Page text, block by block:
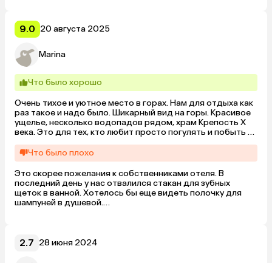
9.0 20 августа 2025
Marina
Что было хорошо
Очень тихое и уютное место в горах. Нам для отдыха как
раз такое и надо было. Шикарный вид на горы. Красивое
ущелье, несколько водопадов рядом, храм Крепость Х
века. Это для тех, кто любит просто погулять и побыть на
Есть бассейн. Чистый, большой.
Прекрасные завтраки. Отзывчивый и доброжелательный
персонал. Я испачкала белые шорты, так мне их стирали
несколько раз, пришли спросили можно ли поставить на
стирку 95 градусов, потому что на предыдущих режимах
грязь не отстирывалась. За это прям отдельная
Очень приятная женщина Наталья обслуживала нас на
завтраках. Всегда улыбчивая, отзывчивая. Когда мы
Что было плохо
Это скорее пожелания к собственниками отеля. В
последний день у нас отвалился стакан для зубных
щеток в ванной. Хотелось бы еще видеть полочку для
шампуней в душевой.
И ещё один существенный момент. За обеды и ужины
2.7 28 июня 2024